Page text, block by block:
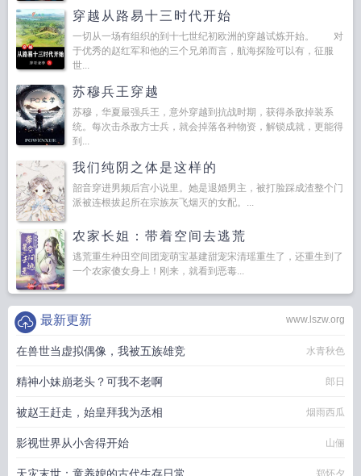
穿越从路易十三时代开始
一切从一场有组织的到十七世纪初欧洲的穿越试炼开始。 对
于优秀的赵红军和他的三个兄弟而言，航海探险可以有，征服
世...
苏穆兵王穿越
苏穆，华夏最强兵王，意外穿越到抗战时期，获得杀敌掉装系
统。每次击杀敌方士兵，就会掉落各种物资，解锁成就，更能得
到...
我们纯阴之体是这样的
韶音穿进男频后宫小说里。她是退婚男主，被打脸踩成渣整个门
派被连根拔起所在宗族灰飞烟灭的女配。...
农家长姐：带着空间去逃荒
逃荒重生种田空间团宠萌宝基建甜宠宋清瑶重生了，还重生到了
一个农家傻女身上！刚来，就看到恶毒...
www.lszw.org
最新更新
在兽世当虚拟偶像，我被五族雄竞 水青秋色
精神小妹崩老头？可我不老啊 郎日
被赵王赶走，始皇拜我为丞相 烟雨西瓜
影视世界从小舍得开始 山俪
郑怀夕